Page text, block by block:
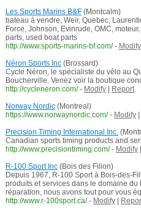
Les Sports Marins B&F(Montcalm)
bateau à vendre, Weir, Quebec,
Force, Johnson, Evinrude, OMC,
parts, used boat parts
http://www.sports-marins-bf.com/ - Modify
Néron Sports Inc(Brossard)
Cycle Néron, le spécialiste du vélo au
Boucherville. Venez voir la boutique
http://cycleneron.com/ - Modify|
Report
Norway Nordic(Montreal)
https://www.norwaynordic.com/ - Modify|
Precision Timing International Inc.
Canadian sports timing products and
http://www.precisiontiming.com/ - Modify|
R-100 Sport Inc(Bois des Filion)
Depuis 1967, R-100 Sport à Bois-des-
produits et services dans le domaine
réparation, nous avons tout pour vous
http://www.r-100sport.ca/ - Modify|